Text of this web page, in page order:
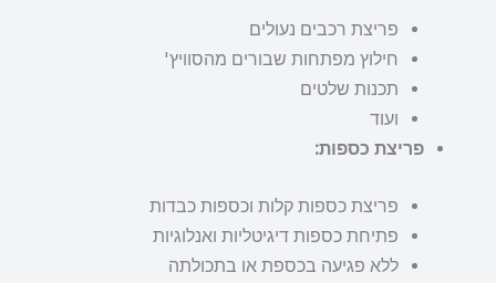
פריצת רכבים נעולים
חילוץ מפתחות שבורים מהסוויץ'
תכנות שלטים
ועוד
פריצת כספות:
פריצת כספות קלות וכספות כבדות
פתיחת כספות דיגיטליות ואנלוגיות
ללא פגיעה בכספת או בתכולתה